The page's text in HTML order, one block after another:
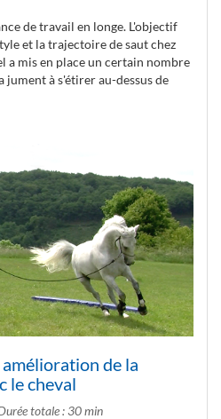
de travail en longe. L'objectif
et la trajectoire de saut chez
a mis en place un certain nombre
à s'étirer au-dessus de
de la
le cheval
totale : 30 min